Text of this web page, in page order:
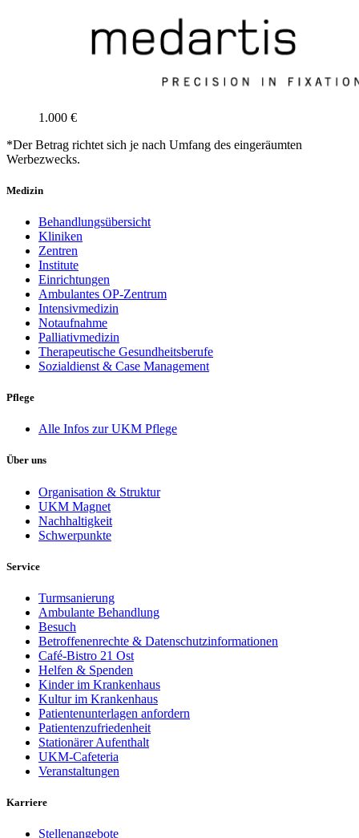
1.000 €
*Der Betrag richtet sich je nach Umfang des eingeräumten
Werbezwecks.
Medizin
Behandlungsübersicht
Kliniken
Zentren
Institute
Einrichtungen
Ambulantes OP-Zentrum
Intensivmedizin
Notaufnahme
Palliativmedizin
Therapeutische Gesundheitsberufe
Sozialdienst & Case Management
Pflege
Alle Infos zur UKM Pflege
Über uns
Organisation & Struktur
UKM Magnet
Nachhaltigkeit
Schwerpunkte
Service
Turmsanierung
Ambulante Behandlung
Besuch
Betroffenenrechte & Datenschutzinformationen
Café-Bistro 21 Ost
Helfen & Spenden
Kinder im Krankenhaus
Kultur im Krankenhaus
Patientenunterlagen anfordern
Patientenzufriedenheit
Stationärer Aufenthalt
UKM-Cafeteria
Veranstaltungen
Karriere
Stellenangebote